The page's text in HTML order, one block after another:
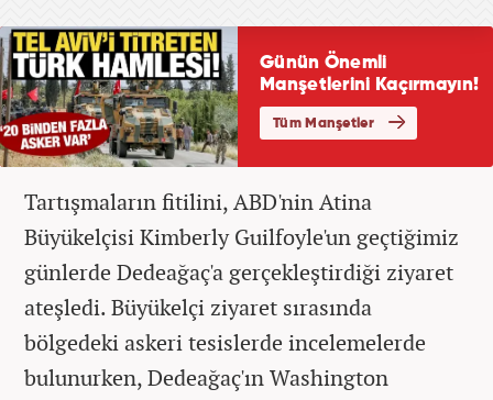
Tartışmaların fitilini, ABD'nin Atina
Büyükelçisi Kimberly Guilfoyle'un geçtiğimiz
günlerde Dedeağaç'a gerçekleştirdiği ziyaret
ateşledi. Büyükelçi ziyaret sırasında
bölgedeki askeri tesislerde incelemelerde
bulunurken, Dedeağaç'ın Washington